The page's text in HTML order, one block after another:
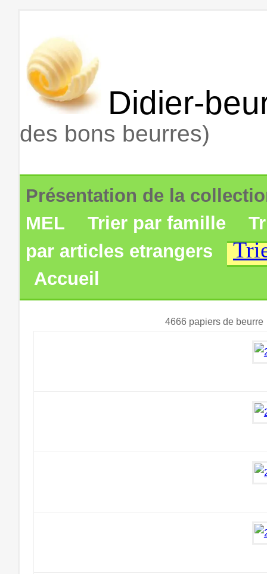
Didier-
des bons beurres)
Présentation de la
MEL
Trier par famille
par articles etrangers
Accueil
4666 papiers de beurre